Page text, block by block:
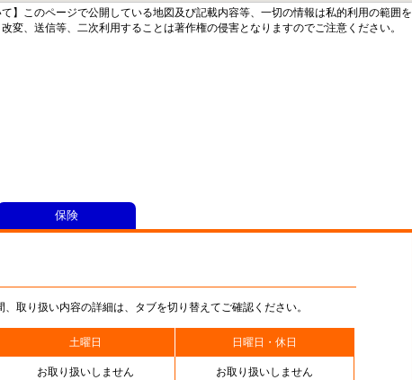
て】このページで公開している地図及び記載内容等、一切の情報は私的利用の範囲を
変、送信等、二次利用することは著作権の侵害となりますのでご注意ください。
取り扱い内容の詳細は、タブを切り替えてご確認ください。
土曜日 日曜日・休日
お取り扱いしません お取り扱いしません
保険